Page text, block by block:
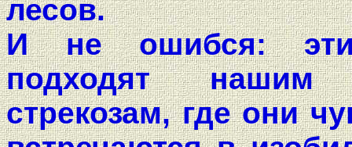
лесов.
И не ошибся: эти
подходят нашим
стрекозам, где они